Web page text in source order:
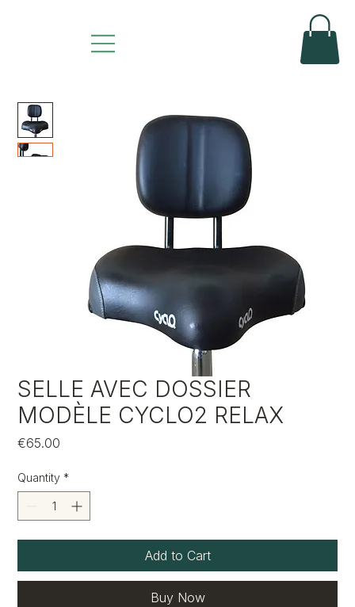
SELLE AVEC DOSSIER
MODÈLE CYCLO2 RELAX
€65.00
Quantity *
Add to Cart
Buy Now